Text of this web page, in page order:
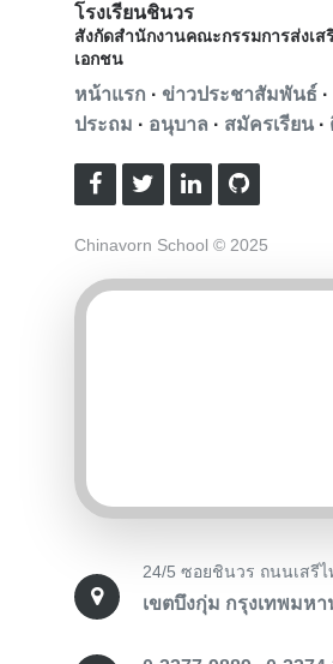
โรงเรียนชินวร
สังกัดสำนักงานคณะกรรมการส่งเส
เอกชน
หน้าแรก · ข่าวประชาสัมพันธ์ ·
ประถม · อนุบาล · สมัครเรียน ·
Chinavorn School © 2025
24/5 ซอยชินวร ถนนเสรี
เขตบึงกุ่ม กรุงเทพมห